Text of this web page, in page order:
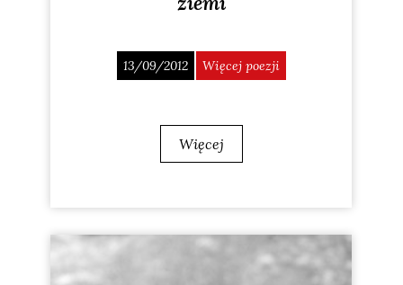
13/09/2012 Więcej poezji
Więcej